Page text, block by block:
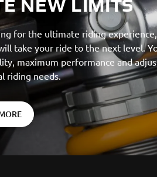
NEW LIMITS
for the ultimate riding
take your ride to the next level.
maximum performance and
riding needs.